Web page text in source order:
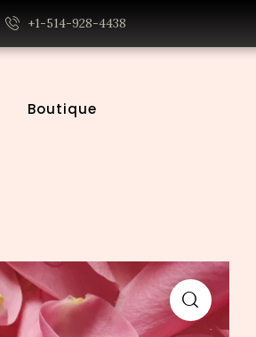
+1-514-928-4438
Boutique